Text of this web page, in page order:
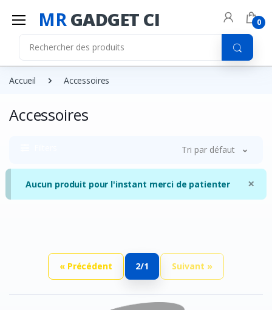
MRGADGET CI 0
Accueil Accessoires
Accessoires
Tri par défaut
×
Aucun produit pour l'instant merci de patienter
« Précédent 2/1 Suivant »